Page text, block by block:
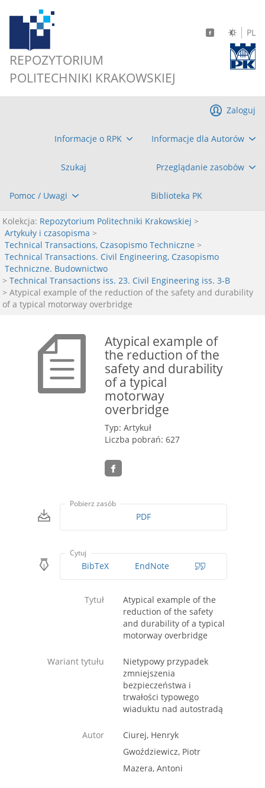
REPOZYTORIUM
POLITECHNIKI KRAKOWSKIEJ
PL
Informacje o RPK Informacje dla Autorów
Szukaj Przeglądanie zasobów
Pomoc / Uwagi Biblioteka PK
Zaloguj
Kolekcja: Repozytorium Politechniki Krakowskiej >
Artykuły i czasopisma >
Technical Transactions, Czasopismo Techniczne >
Technical Transactions. Civil Engineering, Czasopismo
Techniczne. Budownictwo
> Technical Transactions iss. 23. Civil Engineering iss. 3-B
> Atypical example of the reduction of the safety and durability
of a typical motorway overbridge
Atypical example of
the reduction of the
safety and durability
of a typical
motorway
overbridge
Typ: Artykuł
Liczba pobrań: 627
Pobierz zasób
PDF
Cytuj
BibTeX EndNote
Tytuł
Atypical example of the
reduction of the safety
and durability of a typical
motorway overbridge
Wariant tytułu
Nietypowy przypadek
zmniejszenia
bezpieczeństwa i
trwałości typowego
wiaduktu nad autostradą
Autor
Ciurej, Henryk
Gwoździewicz, Piotr
Mazera, Antoni